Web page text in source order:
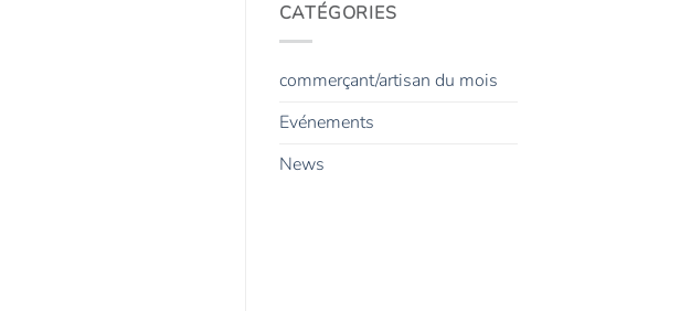
CATÉGORIES
commerçant/artisan du mois
Evénements
News